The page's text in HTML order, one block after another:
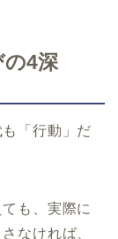
の4深
「行動」だ
も、実際に
なければ、